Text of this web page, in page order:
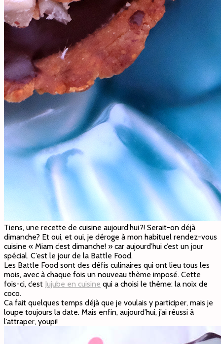
Tiens, une recette de cuisine aujourd’hui?! Serait-on déjà
dimanche? Et oui, et oui, je déroge à mon habituel rendez-vous
cuisine « Miam c’est dimanche! » car aujourd’hui c’est un jour
spécial. C’est le jour de la Battle Food.
Les Battle Food sont des défis culinaires qui ont lieu tous les
mois, avec à chaque fois un nouveau thème imposé. Cette
fois-ci, c’est Jujube en cuisine qui a choisi le thème: la noix de
coco.
Ca fait quelques temps déjà que je voulais y participer, mais je
loupe toujours la date. Mais enfin, aujourd’hui, j’ai réussi à
l’attraper, youpi!